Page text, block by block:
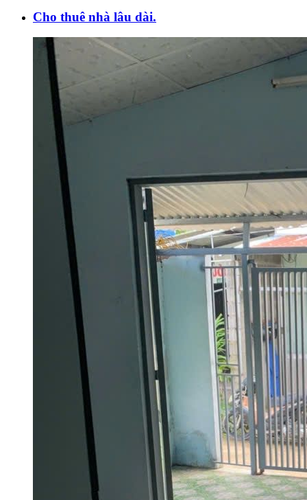
Cho thuê nhà lâu dài.